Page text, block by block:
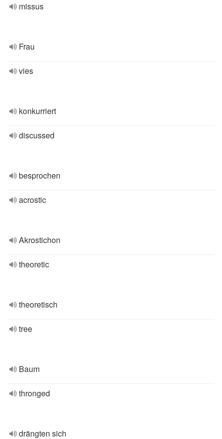
missus
Frau
vies
konkurriert
discussed
besprochen
acrostic
Akrostichon
theoretic
theoretisch
tree
Baum
thronged
drängten sich